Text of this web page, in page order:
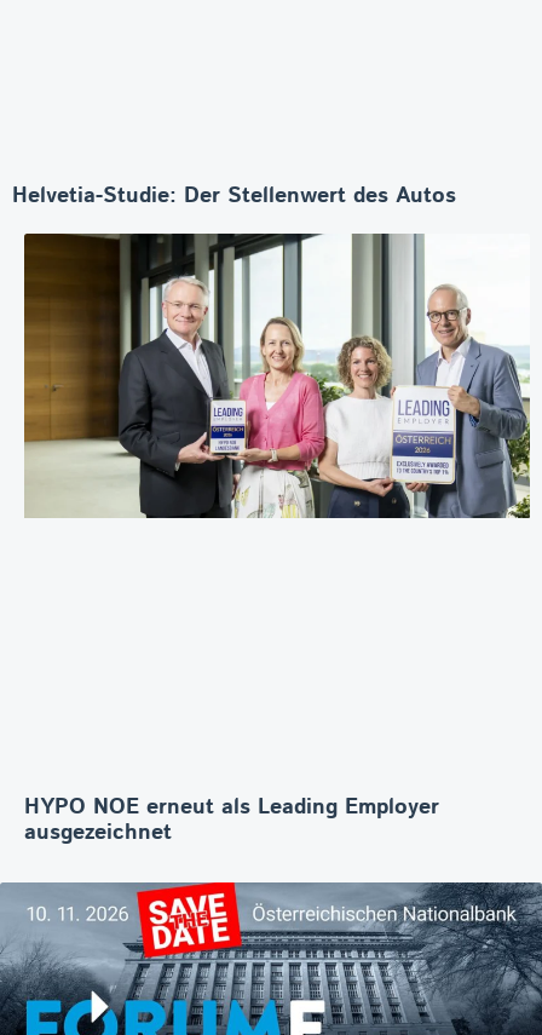
Helvetia-Studie: Der Stellenwert des Autos
HYPO NOE erneut als Leading Employer
ausgezeichnet